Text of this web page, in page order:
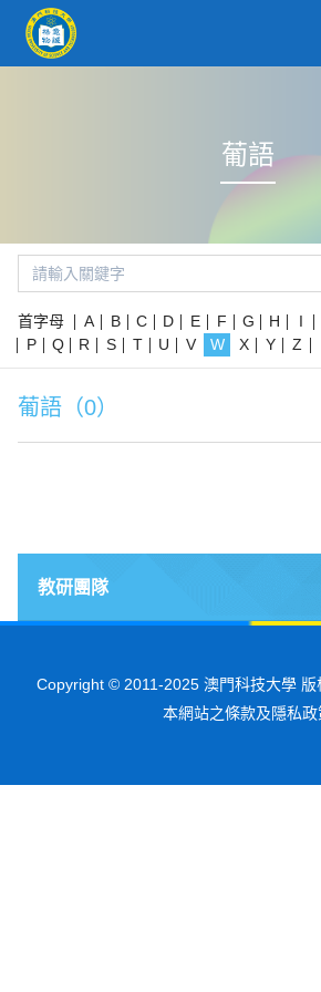
葡語
首字母 A B C D E F G H I
P
Q R S T U V W X Y Z
葡語（0）
教研團隊
Copyright © 2011-2025 澳門科技大學 版
本網站之條款及隱私政